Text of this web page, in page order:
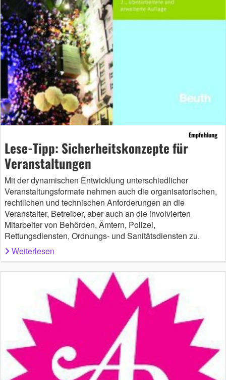
Empfehlung
Lese-Tipp: Sicherheitskonzepte für
Veranstaltungen
Mit der dynamischen Entwicklung unterschiedlicher
Veranstaltungsformate nehmen auch die organisatorischen,
rechtlichen und technischen Anforderungen an die
Veranstalter, Betreiber, aber auch an die involvierten
Mitarbeiter von Behörden, Ämtern, Polizei,
Rettungsdiensten, Ordnungs- und Sanitätsdiensten zu.
Weiterlesen